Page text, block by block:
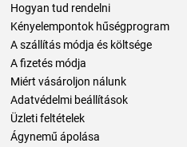
Hogyan tud rendelni
Kényelempontok hűségprogram
A szállítás módja és költsége
A fizetés módja
Miért vásároljon nálunk
Adatvédelmi beállítások
Üzleti feltételek
Ágynemű ápolása